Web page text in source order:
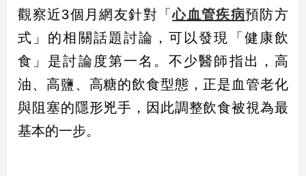
社
會/
地
新
冠
病
毒
專
觀察近3個月網友針對「心血管疾病預防方
式」的相關話題討論，可以發現「健康飲
食」是討論度第一名。不少醫師指出，高
油、高鹽、高糖的飲食型態，正是血管老化
與阻塞的隱形兇手，因此調整飲食被視為最
基本的一步。